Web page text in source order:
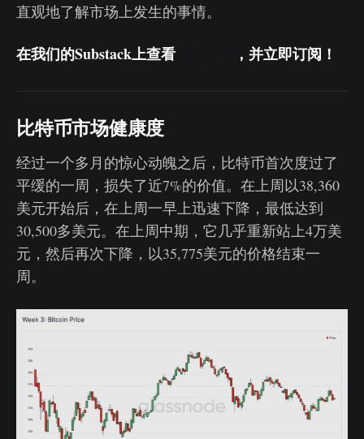
直观地了解市场上发生的事情。
在我们的Substack上查看 ，并立即订阅！
比特币市场健康度
经过一个多月的惊心动魄之后，比特币首次度过了
平缓的一周，损失了近7%的价值。在上周以38,360
美元开始后，在上周一早上迅速下降，最低达到
30,500多美元。在上周中期，它几乎重新站上4万美
元，然后再次下降，以35,775美元的价格结束一
周。